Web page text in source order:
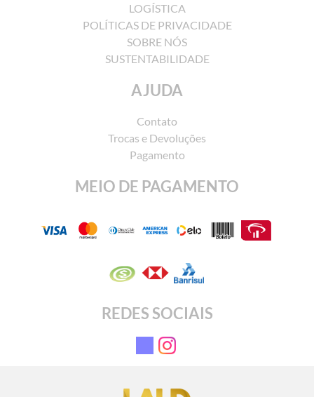
LOGÍSTICA
POLÍTICAS DE PRIVACIDADE
SOBRE NÓS
SUSTENTABILIDADE
AJUDA
Contato
Trocas e Devoluções
Pagamento
MEIO DE PAGAMENTO
REDES SOCIAIS